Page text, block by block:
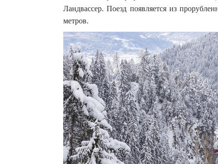
Ландвассер. Поезд появляется из
метров.